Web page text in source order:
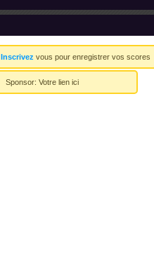
Inscrivez vous pour enregistrer vos scores
Sponsor: Votre lien ici